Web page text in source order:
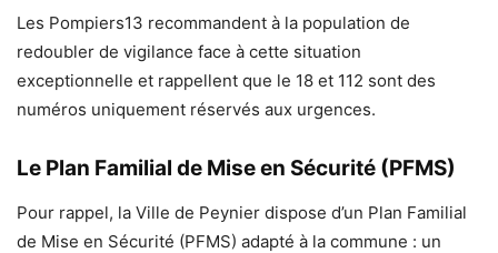
Les Pompiers13 recommandent à la population de
redoubler de vigilance face à cette situation
exceptionnelle et rappellent que le 18 et 112 sont des
numéros uniquement réservés aux urgences.
Le Plan Familial de Mise en Sécurité (PFMS)
Pour rappel, la Ville de Peynier dispose d’un Plan Familial
de Mise en Sécurité (PFMS) adapté à la commune : un